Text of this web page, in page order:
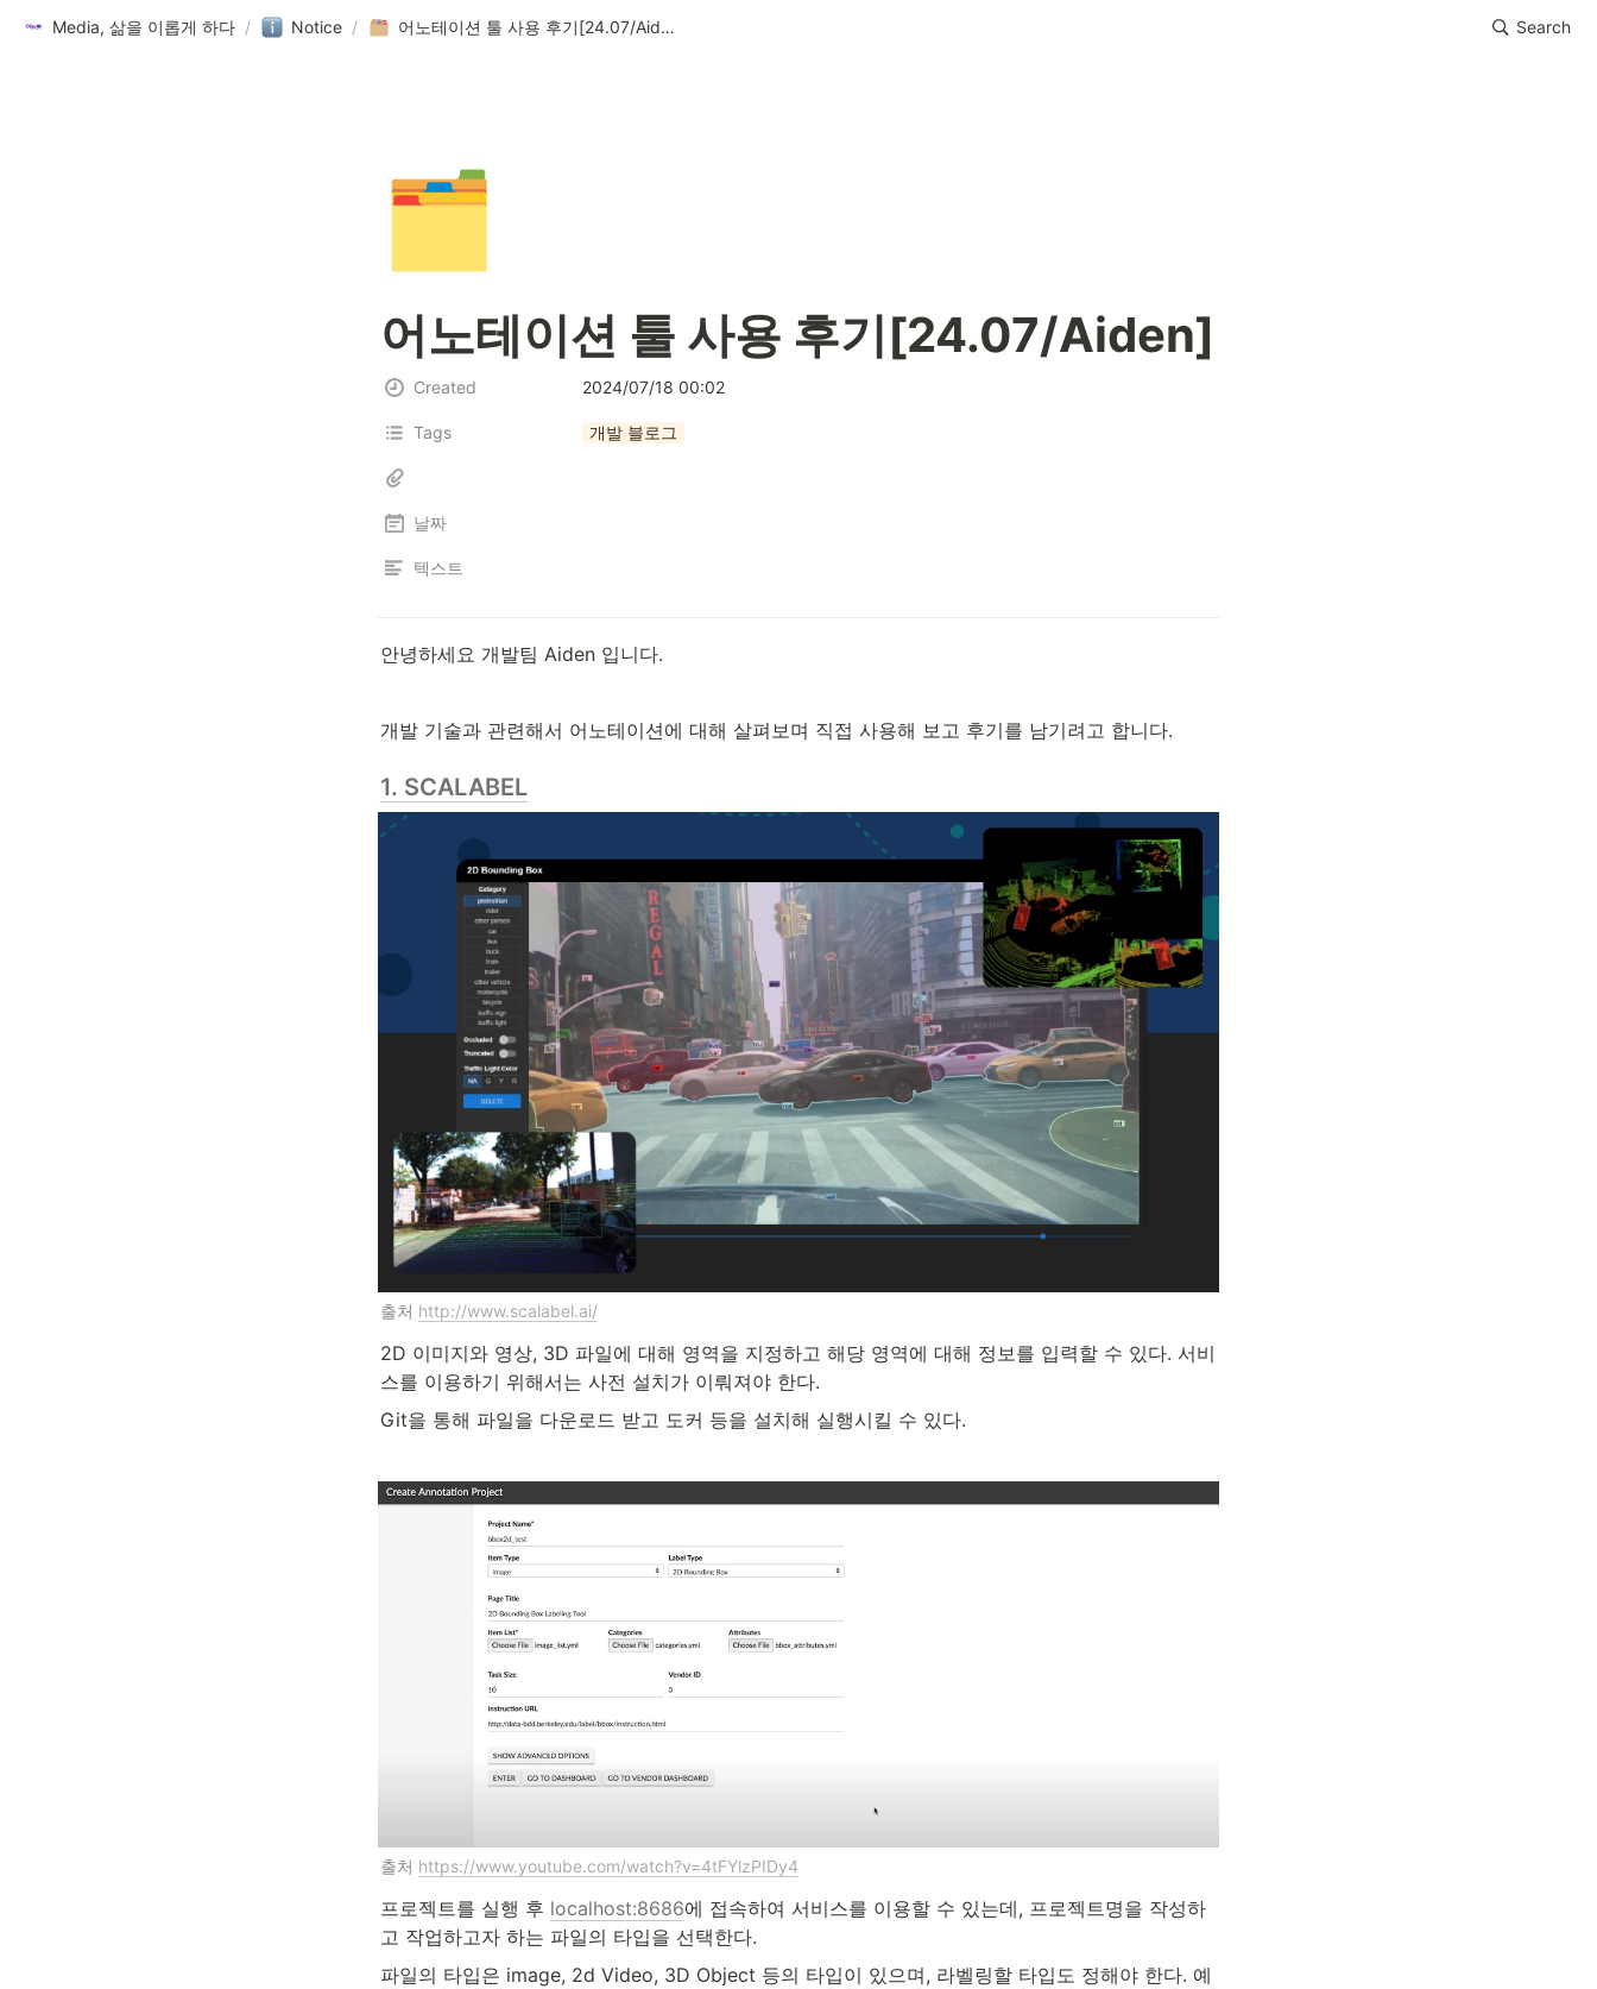
Media, 삶을 이롭게 하다 / Notice / 어노테이션 툴 사용 후기[24.07/Aiden] Search
🗂️
어노테이션 툴 사용 후기[24.07/Aiden]
Created 2024/07/18 00:02
Tags 개발 블로그
날짜
텍스트
안녕하세요 개발팀 Aiden 입니다.
개발 기술과 관련해서 어노테이션에 대해 살펴보며 직접 사용해 보고 후기를 남기려고 합니다.
1. SCALABEL
출처 http://www.scalabel.ai/
2D 이미지와 영상, 3D 파일에 대해 영역을 지정하고 해당 영역에 대해 정보를 입력할 수 있다. 서비
스를 이용하기 위해서는 사전 설치가 이뤄져야 한다.
Git을 통해 파일을 다운로드 받고 도커 등을 설치해 실행시킬 수 있다.
출처 https://www.youtube.com/watch?v=4tFYlzPIDy4
프로젝트를 실행 후 localhost:8686에 접속하여 서비스를 이용할 수 있는데, 프로젝트명을 작성하
고 작업하고자 하는 파일의 타입을 선택한다.
파일의 타입은 image, 2d Video, 3D Object 등의 타입이 있으며, 라벨링할 타입도 정해야 한다. 예